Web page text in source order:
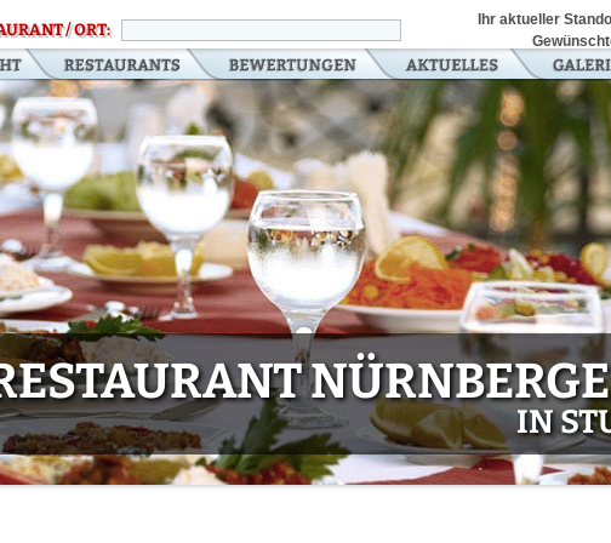
/ ORT:
Ihr aktueller
IN